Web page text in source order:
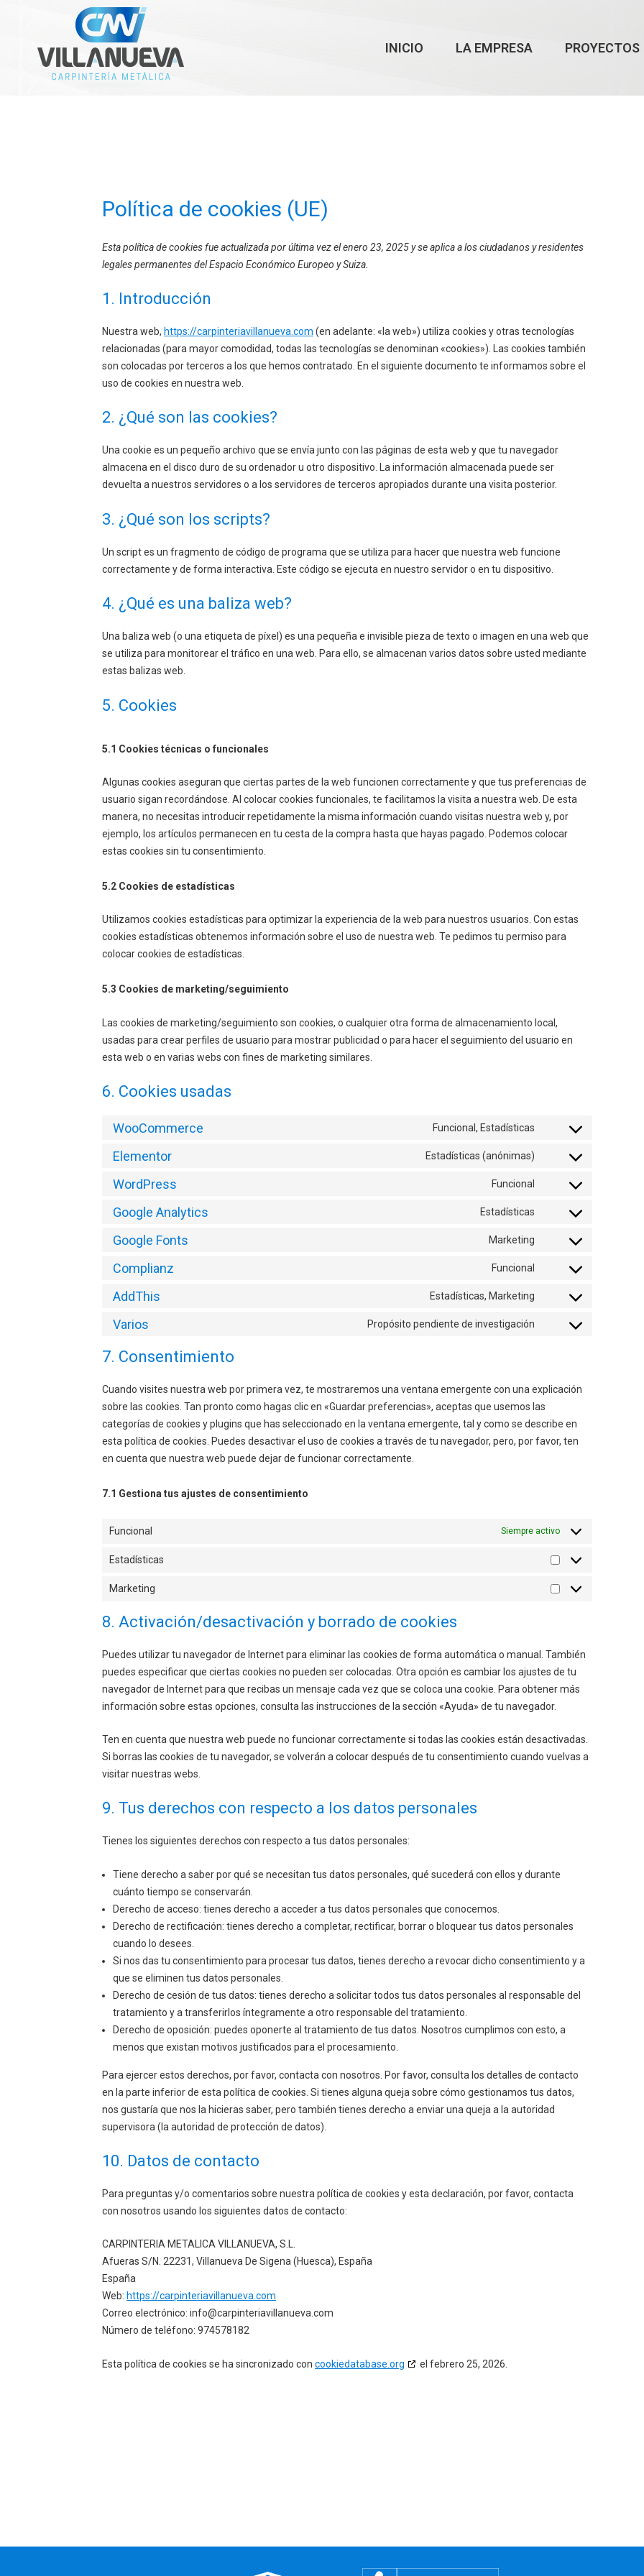
INICIO LA EMPRESA PROYECTOS
Política de cookies (UE)
Esta política de cookies fue actualizada por última vez el enero 23, 2025 y se aplica a los ciudadanos y residentes
legales permanentes del Espacio Económico Europeo y Suiza.
1. Introducción
Nuestra web, https://carpinteriavillanueva.com (en adelante: «la web») utiliza cookies y otras tecnologías
relacionadas (para mayor comodidad, todas las tecnologías se denominan «cookies»). Las cookies también
son colocadas por terceros a los que hemos contratado. En el siguiente documento te informamos sobre el
uso de cookies en nuestra web.
2. ¿Qué son las cookies?
Una cookie es un pequeño archivo que se envía junto con las páginas de esta web y que tu navegador
almacena en el disco duro de su ordenador u otro dispositivo. La información almacenada puede ser
devuelta a nuestros servidores o a los servidores de terceros apropiados durante una visita posterior.
3. ¿Qué son los scripts?
Un script es un fragmento de código de programa que se utiliza para hacer que nuestra web funcione
correctamente y de forma interactiva. Este código se ejecuta en nuestro servidor o en tu dispositivo.
4. ¿Qué es una baliza web?
Una baliza web (o una etiqueta de píxel) es una pequeña e invisible pieza de texto o imagen en una web que
se utiliza para monitorear el tráfico en una web. Para ello, se almacenan varios datos sobre usted mediante
estas balizas web.
5. Cookies
5.1 Cookies técnicas o funcionales
Algunas cookies aseguran que ciertas partes de la web funcionen correctamente y que tus preferencias de
usuario sigan recordándose. Al colocar cookies funcionales, te facilitamos la visita a nuestra web. De esta
manera, no necesitas introducir repetidamente la misma información cuando visitas nuestra web y, por
ejemplo, los artículos permanecen en tu cesta de la compra hasta que hayas pagado. Podemos colocar
estas cookies sin tu consentimiento.
5.2 Cookies de estadísticas
Utilizamos cookies estadísticas para optimizar la experiencia de la web para nuestros usuarios. Con estas
cookies estadísticas obtenemos información sobre el uso de nuestra web. Te pedimos tu permiso para
colocar cookies de estadísticas.
5.3 Cookies de marketing/seguimiento
Las cookies de marketing/seguimiento son cookies, o cualquier otra forma de almacenamiento local,
usadas para crear perfiles de usuario para mostrar publicidad o para hacer el seguimiento del usuario en
esta web o en varias webs con fines de marketing similares.
6. Cookies usadas
WooCommerce Funcional, Estadísticas
Elementor Estadísticas (anónimas)
WordPress Funcional
Google Analytics Estadísticas
Google Fonts Marketing
Complianz Funcional
AddThis Estadísticas, Marketing
Varios Propósito pendiente de investigación
7. Consentimiento
Cuando visites nuestra web por primera vez, te mostraremos una ventana emergente con una explicación
sobre las cookies. Tan pronto como hagas clic en «Guardar preferencias», aceptas que usemos las
categorías de cookies y plugins que has seleccionado en la ventana emergente, tal y como se describe en
esta política de cookies. Puedes desactivar el uso de cookies a través de tu navegador, pero, por favor, ten
en cuenta que nuestra web puede dejar de funcionar correctamente.
7.1 Gestiona tus ajustes de consentimiento
Funcional Siempre activo
Estadísticas
Marketing
8. Activación/desactivación y borrado de cookies
Puedes utilizar tu navegador de Internet para eliminar las cookies de forma automática o manual. También
puedes especificar que ciertas cookies no pueden ser colocadas. Otra opción es cambiar los ajustes de tu
navegador de Internet para que recibas un mensaje cada vez que se coloca una cookie. Para obtener más
información sobre estas opciones, consulta las instrucciones de la sección «Ayuda» de tu navegador.
Ten en cuenta que nuestra web puede no funcionar correctamente si todas las cookies están desactivadas.
Si borras las cookies de tu navegador, se volverán a colocar después de tu consentimiento cuando vuelvas a
visitar nuestras webs.
9. Tus derechos con respecto a los datos personales
Tienes los siguientes derechos con respecto a tus datos personales:
Tiene derecho a saber por qué se necesitan tus datos personales, qué sucederá con ellos y durante
cuánto tiempo se conservarán.
Derecho de acceso: tienes derecho a acceder a tus datos personales que conocemos.
Derecho de rectificación: tienes derecho a completar, rectificar, borrar o bloquear tus datos personales
cuando lo desees.
Si nos das tu consentimiento para procesar tus datos, tienes derecho a revocar dicho consentimiento y a
que se eliminen tus datos personales.
Derecho de cesión de tus datos: tienes derecho a solicitar todos tus datos personales al responsable del
tratamiento y a transferirlos íntegramente a otro responsable del tratamiento.
Derecho de oposición: puedes oponerte al tratamiento de tus datos. Nosotros cumplimos con esto, a
menos que existan motivos justificados para el procesamiento.
Para ejercer estos derechos, por favor, contacta con nosotros. Por favor, consulta los detalles de contacto
en la parte inferior de esta política de cookies. Si tienes alguna queja sobre cómo gestionamos tus datos,
nos gustaría que nos la hicieras saber, pero también tienes derecho a enviar una queja a la autoridad
supervisora (la autoridad de protección de datos).
10. Datos de contacto
Para preguntas y/o comentarios sobre nuestra política de cookies y esta declaración, por favor, contacta
con nosotros usando los siguientes datos de contacto:
CARPINTERIA METALICA VILLANUEVA, S.L.
Afueras S/N. 22231, Villanueva De Sigena (Huesca), España
España
Web: https://carpinteriavillanueva.com
Correo electrónico:info@carpinteriavillanueva.com
Número de teléfono: 974578182
Esta política de cookies se ha sincronizado concookiedatabase.org el febrero 25, 2026.